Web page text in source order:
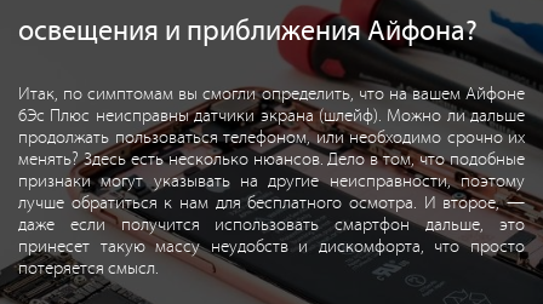
освещения и приближения Айфона?
Итак, по симптомам вы смогли определить, что на вашем Айфоне
6Эс Плюс неисправны датчики экрана (шлейф). Можно ли дальше
продолжать пользоваться телефоном, или необходимо срочно их
менять? Здесь есть несколько нюансов. Дело в том, что подобные
признаки могут указывать на другие неисправности, поэтому
лучше обратиться к нам для бесплатного осмотра. И второе, —
даже если получится использовать смартфон дальше, это
принесет такую массу неудобств и дискомфорта, что просто
потеряется смысл.